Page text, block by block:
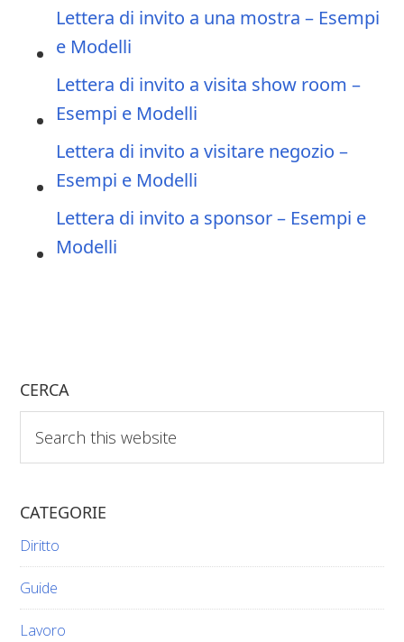
Lettera di invito a una mostra – Esempi
e Modelli
Lettera di invito a visita show room –
Esempi e Modelli
Lettera di invito a visitare negozio –
Esempi e Modelli
Lettera di invito a sponsor – Esempi e
Modelli
CERCA
this
website
CATEGORIE
Diritto
Guide
Lavoro